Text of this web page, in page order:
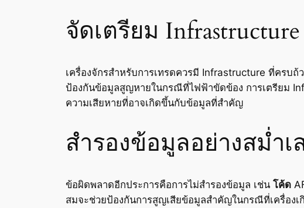
จัดเตรียม
เครื่องจักรสำหรับการเทรดควรมี Infrastructure ที่ครบถ้
ป้องกันข้อมูลสูญหายในกรณีที่ไฟฟ้าขัดข้อง การเตรียม
ความเสียหายที่อาจเกิดขึ้นกับข้อมูลที่สำคัญ
สำรองข้อมูลอย่างสม่ำเ
ข้อผิดพลาดอีกประการคือการไม่สำรองข้อมูล เช่น โค้ด
สมจะช่วยป้องกันการสูญเสียข้อมูลสำคัญในกรณีที่เครื่อง